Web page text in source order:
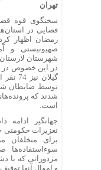
تهران
سخنگوی قوه
قضایی در
رمضان اظهار
صهیونیستی و
شهرستان
در این خصوص در
توسط ضابطان
شدند که
است.
جهانگیر ادامه
برای متخلفان
مزدورانی که با
و اموال آنها